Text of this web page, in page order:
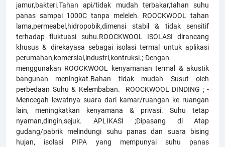
jamur,bakteri.Tahan api/tidak mudah terbakar,tahan suhu
panas sampai 1000C tanpa meleleh. ROOCKWOOL tahan
lama,permeabel,hidropobik,dimensi stabil & tidak sensitif
terhadap fluktuasi suhu.ROOCKWOOL ISOLASI dirancang
khusus & direkayasa sebagai isolasi termal untuk aplikasi
perumahan,komersial,industri,kontruksi.;-Dengan
menggunakan ROOCKWOOL kenyamanan termal & akustik
bangunan meningkat.Bahan tidak mudah Susut oleh
perbedaan Suhu & Kelembaban. ROOCKWOOL DINDING ; -
Mencegah lewatnya suara dari kamar/ruangan ke ruangan
lain, meningkatkan kenyamana & privasi. Suhu tetap
nyaman,dingin,sejuk. APLIKASI ;Dipasang di Atap
gudang/pabrik melindungi suhu panas dan suara bising
hujan, isolasi PIPA yang mempunyai suhu panas